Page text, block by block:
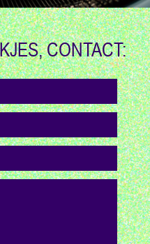
CONTACT: